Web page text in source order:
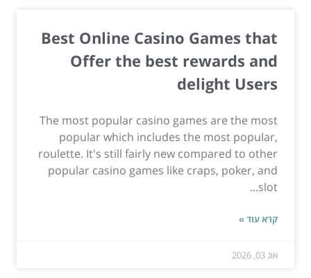
Best Online Casino Games that
Offer the best rewards and
delight Users
The most popular casino games are the most
popular which includes the most popular,
roulette. It's still fairly new compared to other
popular casino games like craps, poker, and
slot...
קרא עוד »
אוג 03, 2026